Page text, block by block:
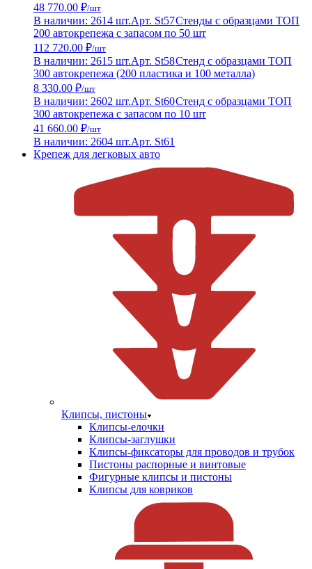
48 770.00 ₽/шт
В наличии: 2614 шт.Арт. St57Стенды с образцами ТОП
200 автокрепежа с запасом по 50 шт
112 720.00 ₽/шт
В наличии: 2615 шт.Арт. St58Стенд с образцами ТОП
300 автокрепежа (200 пластика и 100 металла)
8 330.00 ₽/шт
В наличии: 2602 шт.Арт. St60Стенд с образцами ТОП
300 автокрепежа с запасом по 10 шт
41 660.00 ₽/шт
В наличии: 2604 шт.Арт. St61
Крепеж для легковых авто
Клипсы, пистоны
Клипсы-елочки
Клипсы-заглушки
Клипсы-фиксаторы для проводов и трубок
Пистоны распорные и винтовые
Фигурные клипсы и пистоны
Клипсы для ковриков